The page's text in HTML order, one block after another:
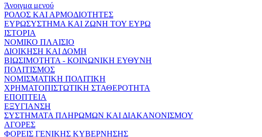
Άνοιγμα μενού
ΡΟΛΟΣ ΚΑΙ ΑΡΜΟΔΙΟΤΗΤΕΣ
ΕΥΡΩΣΥΣΤΗΜΑ ΚΑΙ ΖΩΝΗ ΤΟΥ ΕΥΡΩ
ΙΣΤΟΡΙΑ
ΝΟΜΙΚΟ ΠΛΑΙΣΙΟ
ΔΙΟΙΚΗΣΗ ΚΑΙ ΔΟΜΗ
ΒΙΩΣΙΜΟΤΗΤΑ - ΚΟΙΝΩΝΙΚΗ ΕΥΘΥΝΗ
ΠΟΛΙΤΙΣΜΟΣ
ΝΟΜΙΣΜΑΤΙΚΗ ΠΟΛΙΤΙΚΗ
ΧΡΗΜΑΤΟΠΙΣΤΩΤΙΚΗ ΣΤΑΘΕΡΟΤΗΤΑ
ΕΠΟΠΤΕΙΑ
ΕΞΥΓΙΑΝΣΗ
ΣΥΣΤΗΜΑΤΑ ΠΛΗΡΩΜΩΝ ΚΑΙ ΔΙΑΚΑΝΟΝΙΣΜΟΥ
ΑΓΟΡΕΣ
ΦΟΡΕΙΣ ΓΕΝΙΚΗΣ ΚΥΒΕΡΝΗΣΗΣ